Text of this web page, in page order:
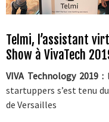
CLIENTS
ACADEMY
Telmi, l’assistant
Show à VivaTech
VIVA Technology 2019 :
startuppers s’est tenu
de Versailles